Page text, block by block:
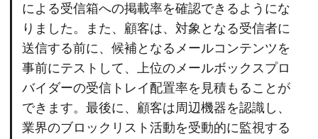
による受信箱への掲載率を確認できるようにな
りました。また、顧客は、対象となる受信者に
送信する前に、候補となるメールコンテンツを
事前にテストして、上位のメールボックスプロ
バイダーの受信トレイ配置率を見積もることが
できます。最後に、顧客は周辺機器を認識し、
業界のブロックリスト活動を受動的に監視する